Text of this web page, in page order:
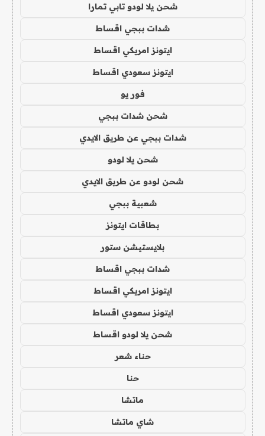
شحن يلا لودو تابي تمارا
شدات ببجي اقساط
ايتونز امريكي اقساط
ايتونز سعودي اقساط
فور يو
شحن شدات ببجي
شدات ببجي عن طريق الايدي
شحن يلا لودو
شحن لودو عن طريق الايدي
شعبية ببجي
بطاقات ايتونز
بلايستيشن ستور
شدات ببجي اقساط
ايتونز امريكي اقساط
ايتونز سعودي اقساط
شحن يلا لودو اقساط
حناء شعر
حنا
ماتشا
شاي ماتشا